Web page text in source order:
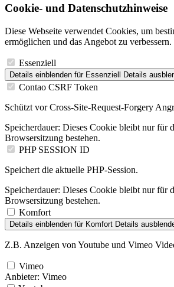
Cookie- und Datenschutzhinweise
Diese Webseite verwendet Cookies, um
ermöglichen und das Angebot zu verbessern.
Essenziell
Details einblenden für Essenziell Details
Contao CSRF Token
Schützt vor Cross-Site-Request-Forgery
Speicherdauer: Dieses Cookie bleibt nur für
Browsersitzung bestehen.
PHP SESSION ID
Speichert die aktuelle PHP-Session.
Speicherdauer: Dieses Cookie bleibt nur für
Browsersitzung bestehen.
Komfort
Details einblenden für Komfort Details
Z.B. Anzeigen von Youtube und Vimeo
Vimeo
Anbieter: Vimeo